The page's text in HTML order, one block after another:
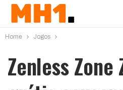
Home Jogos
Zenless